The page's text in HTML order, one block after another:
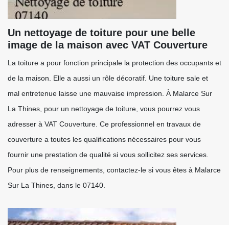
Un nettoyage de toiture pour une belle
image de la maison avec VAT Couverture
La toiture a pour fonction principale la protection des occupants et
de la maison. Elle a aussi un rôle décoratif. Une toiture sale et
mal entretenue laisse une mauvaise impression. À Malarce Sur
La Thines, pour un nettoyage de toiture, vous pourrez vous
adresser à VAT Couverture. Ce professionnel en travaux de
couverture a toutes les qualifications nécessaires pour vous
fournir une prestation de qualité si vous sollicitez ses services.
Pour plus de renseignements, contactez-le si vous êtes à Malarce
Sur La Thines, dans le 07140.